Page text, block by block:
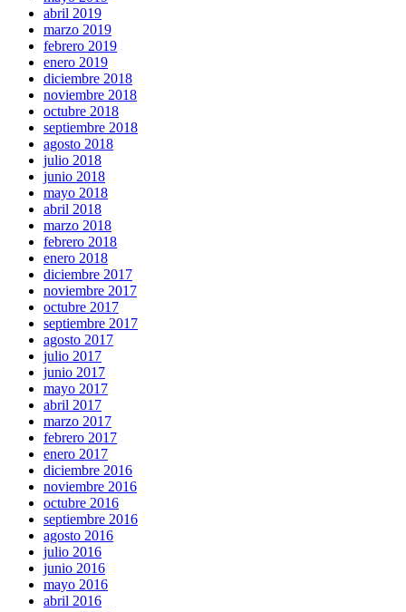
abril 2019
marzo 2019
febrero 2019
enero 2019
diciembre 2018
noviembre 2018
octubre 2018
septiembre 2018
agosto 2018
julio 2018
junio 2018
mayo 2018
abril 2018
marzo 2018
febrero 2018
enero 2018
diciembre 2017
noviembre 2017
octubre 2017
septiembre 2017
agosto 2017
julio 2017
junio 2017
mayo 2017
abril 2017
marzo 2017
febrero 2017
enero 2017
diciembre 2016
noviembre 2016
octubre 2016
septiembre 2016
agosto 2016
julio 2016
junio 2016
mayo 2016
abril 2016